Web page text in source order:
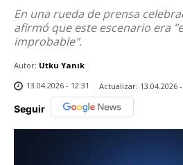
En una rueda de prensa
afirmó que este escenario era
improbable".
Autor: Utku Yanık
13.04.2026 - 12:31
Actualizar: 13.04.2026
Seguir